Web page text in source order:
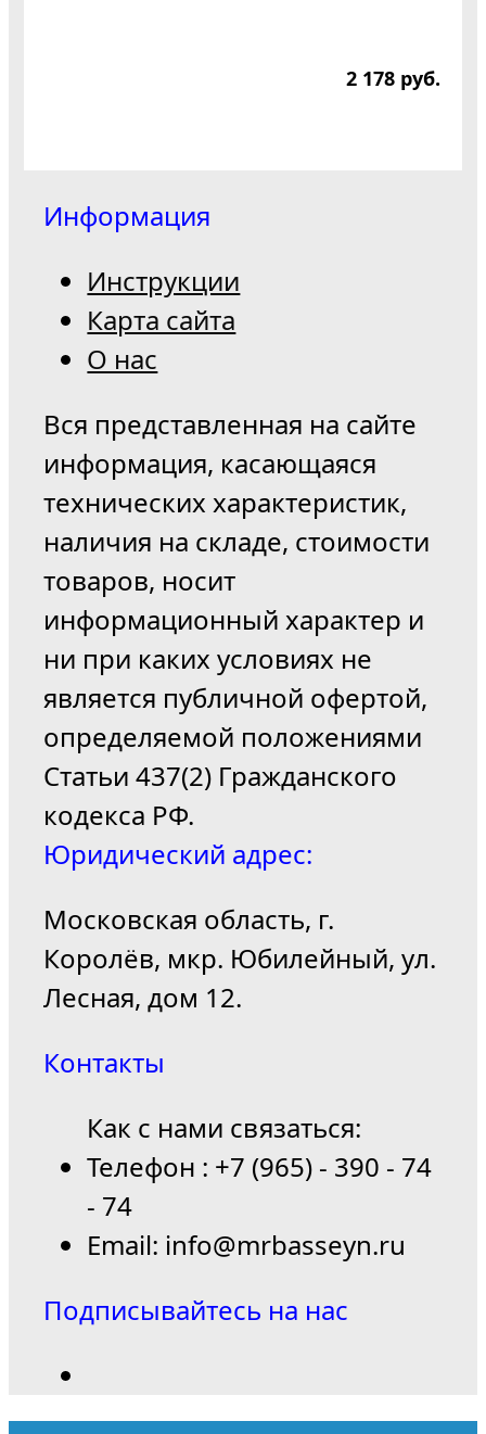
2 178 руб.
Информация
Инструкции
Карта сайта
О нас
Вся представленная на сайте
информация, касающаяся
технических характеристик,
наличия на складе, стоимости
товаров, носит
информационный характер и
ни при каких условиях не
является публичной офертой,
определяемой положениями
Статьи 437(2) Гражданского
кодекса РФ.
Юридический адрес:
Московская область, г.
Королёв, мкр. Юбилейный, ул.
Лесная, дом 12.
Контакты
Как с нами связаться:
Телефон : +7 (965) - 390 - 74
- 74
Email: info@mrbasseyn.ru
Подписывайтесь на нас